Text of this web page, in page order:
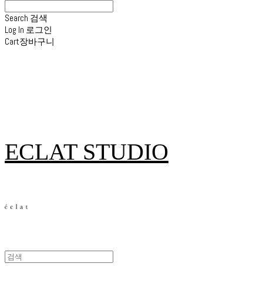
Search 검색
Log In 로그인
Cart장바구니
ECLAT STUDIO